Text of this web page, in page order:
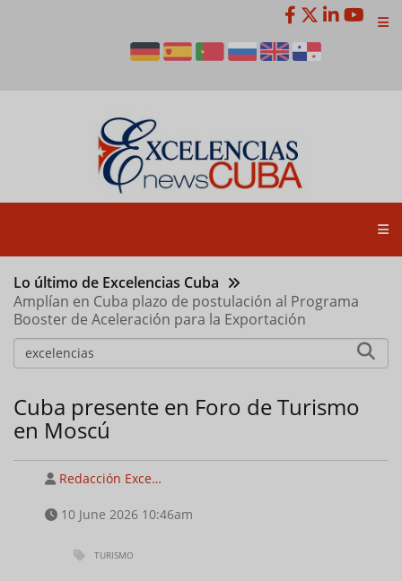
Lo último de Excelencias Cuba
Amplían en Cuba plazo de postulación al Programa
Booster de Aceleración para la Exportación
Cuba presente en Foro de Turismo
en Moscú
Redacción Exce…
10 June 2026 10:46am
TURISMO